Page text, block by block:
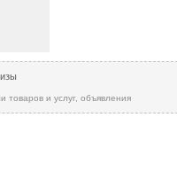
товаров и услуг, объявления